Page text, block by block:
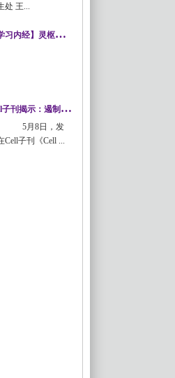
处 王...
【
学习内经】灵枢篇：一至十一篇
C
ell子刊揭示：遏制恶性脑瘤的关键酶
5月8日，发
Cell子刊《Cell ...